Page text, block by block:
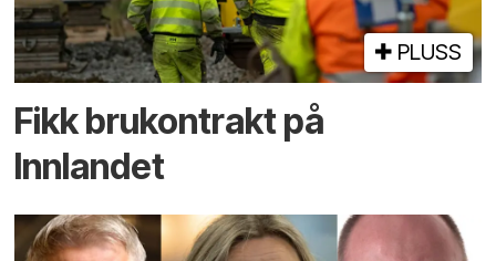
PLUSS
Fikk brukontrakt på
Innlandet